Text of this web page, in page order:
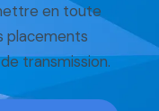
en toute
placements
transmission.